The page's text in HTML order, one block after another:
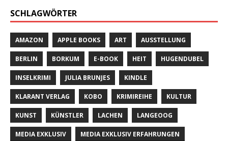
SCHLAGWÖRTER
AMAZON APPLE BOOKS ART AUSSTELLUNG
BERLIN BORKUM E-BOOK HEIT HUGENDUBEL
INSELKRIMI JULIA BRUNJES KINDLE
KLARANT VERLAG KOBO KRIMIREIHE KULTUR
KUNST KÜNSTLER LACHEN LANGEOOG
MEDIA EXKLUSIV MEDIA EXKLUSIV ERFAHRUNGEN